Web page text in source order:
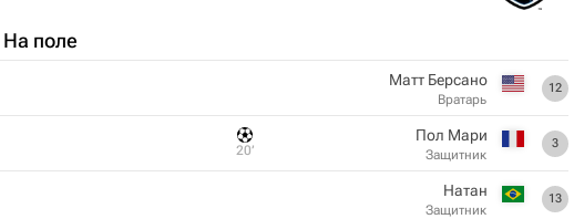
На поле
12
Матт Берсано
Вратарь
3
Пол Мари
Защитник
20‎’‎
13
Натан
Защитник